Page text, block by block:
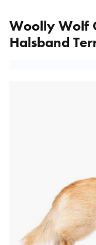
Veterinärfoder
Varumärken
Nyheter
Woolly Wolf
Halsband